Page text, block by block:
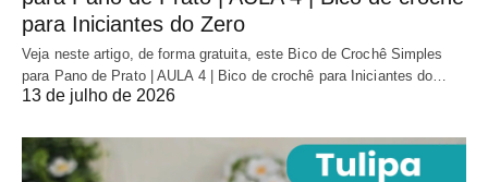
para Iniciantes do Zero
Veja neste artigo, de forma gratuita, este Bico de Crochê Simples
para Pano de Prato | AULA 4 | Bico de crochê para Iniciantes do…
13 de julho de 2026